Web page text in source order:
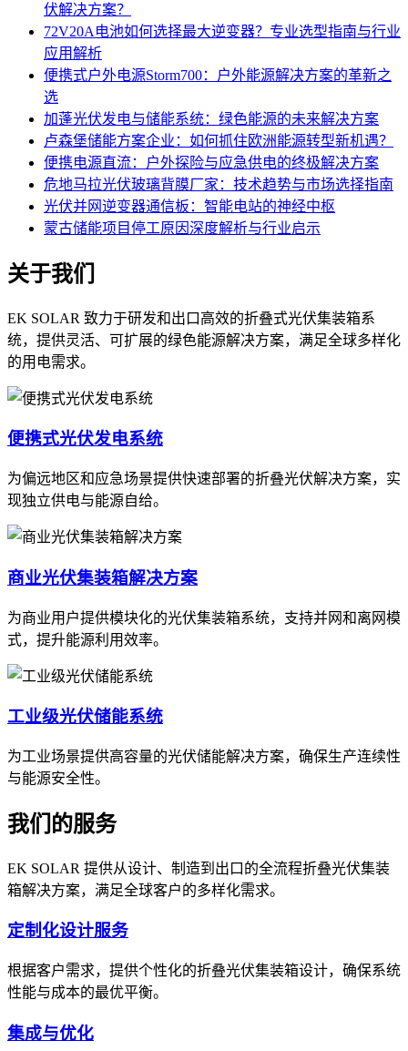
伏解决方案？
72V20A电池如何选择最大逆变器？专业选型指南与行业
应用解析
便携式户外电源Storm700：户外能源解决方案的革新之
选
加蓬光伏发电与储能系统：绿色能源的未来解决方案
卢森堡储能方案企业：如何抓住欧洲能源转型新机遇？
便携电源直流：户外探险与应急供电的终极解决方案
危地马拉光伏玻璃背膜厂家：技术趋势与市场选择指南
光伏并网逆变器通信板：智能电站的神经中枢
蒙古储能项目停工原因深度解析与行业启示
关于我们
EK SOLAR 致力于研发和出口高效的折叠式光伏集装箱系
统，提供灵活、可扩展的绿色能源解决方案，满足全球多样化
的用电需求。
便携式光伏发电系统
为偏远地区和应急场景提供快速部署的折叠光伏解决方案，实
现独立供电与能源自给。
商业光伏集装箱解决方案
为商业用户提供模块化的光伏集装箱系统，支持并网和离网模
式，提升能源利用效率。
工业级光伏储能系统
为工业场景提供高容量的光伏储能解决方案，确保生产连续性
与能源安全性。
我们的服务
EK SOLAR 提供从设计、制造到出口的全流程折叠光伏集装
箱解决方案，满足全球客户的多样化需求。
定制化设计服务
根据客户需求，提供个性化的折叠光伏集装箱设计，确保系统
性能与成本的最优平衡。
集成与优化